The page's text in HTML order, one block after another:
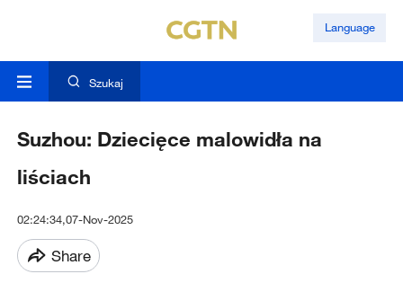
Language
Szukaj
Suzhou: Dziecięce malowidła na
liściach
02:24:34,07-Nov-2025
Share